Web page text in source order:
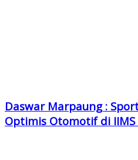
Daswar Marpaung :
Optimis Otomotif di IIMS